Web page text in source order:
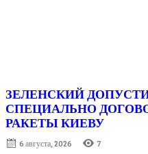
ЗЕЛЕНСКИЙ
СПЕЦИАЛЬНО
РАКЕТЫ КИЕВУ
Posted
6 августа, 2026 7